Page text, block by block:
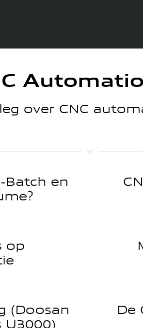
over CNC
Batch en
op
(Doosan
De